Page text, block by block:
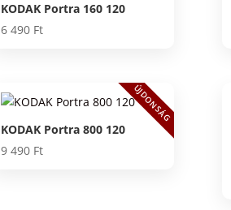
KODAK Portra 160 120
6 490 Ft
ÚJDONSÁG
KODAK Portra 800 120
9 490 Ft